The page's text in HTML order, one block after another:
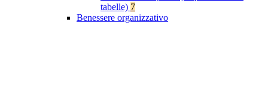
tabelle) 7
Benessere organizzativo